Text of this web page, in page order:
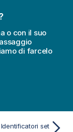
o con il suo
di farcelo
Identificatori set